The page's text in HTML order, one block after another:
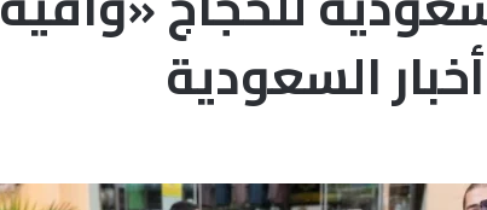
السعودية